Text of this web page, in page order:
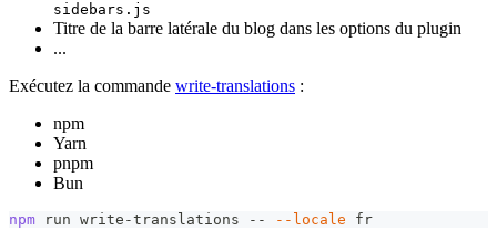
sidebars.js
Titre de la barre latérale du blog dans les options du plugin
...
Exécutez la commande write-translations :
npm
Yarn
pnpm
Bun
npm run write-translations -- --locale fr